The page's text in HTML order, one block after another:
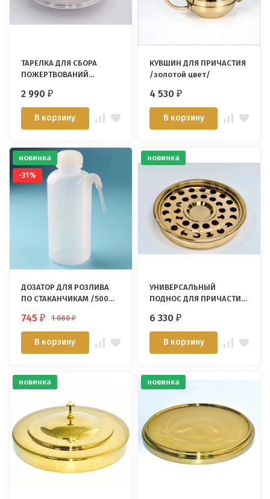
ТАРЕЛКА ДЛЯ СБОРА
ПОЖЕРТВОВАНИЙ
2 990₽
В корзину
КУВШИН ДЛЯ ПРИЧАСТИЯ
/золотой цвет/
4 530₽
В корзину
новинка
-31%
ДОЗАТОР ДЛЯ РОЗЛИВА
ПО СТАКАНЧИКАМ /500
745₽ 1 080₽
В корзину
новинка
УНИВЕРСАЛЬНЫЙ
ПОДНОС ДЛЯ ПРИЧАСТИЯ
Золотой цвет /Immanuel
Enterprise/
6 330₽
В корзину
новинка новинка